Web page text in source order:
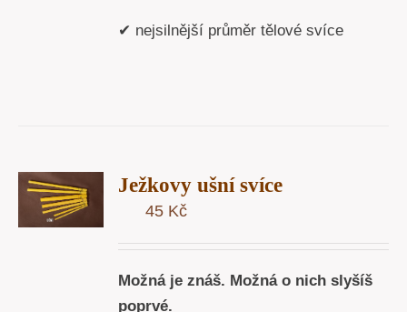
✔ nejsilnější průměr tělové svíce
Ježkovy ušní svíce
45 Kč
Možná je znáš. Možná o nich slyšíš
poprvé.